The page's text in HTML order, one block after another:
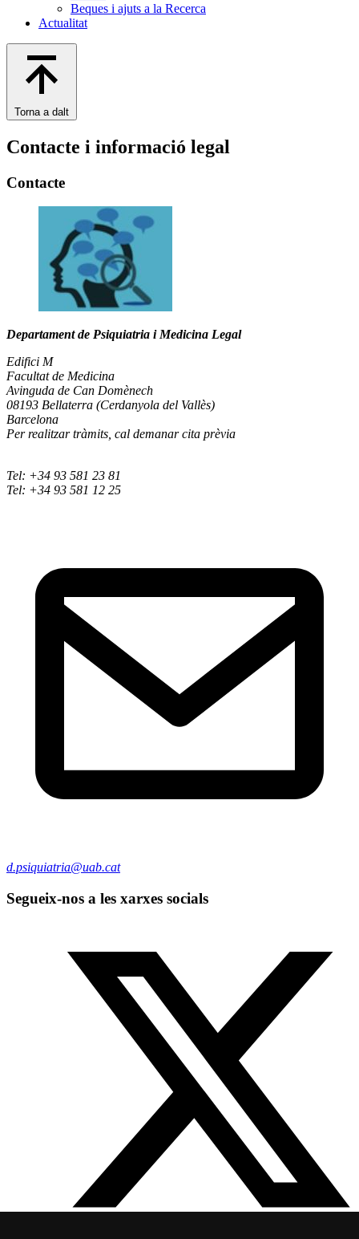
Beques i ajuts a la Recerca
Actualitat
Torna a dalt
Contacte i informació legal
Contacte
Departament de Psiquiatria i Medicina Legal
Edifici M
Facultat de Medicina
Avinguda de Can Domènech
08193 Bellaterra (Cerdanyola del Vallès)
Barcelona
Per realitzar tràmits, cal demanar cita prèvia
Tel: +34 93 581 23 81
Tel: +34 93 581 12 25
d.psiquiatria@uab.cat
Segueix-nos a les xarxes socials